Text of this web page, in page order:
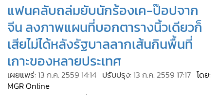
• จีน
• ชุมชน-คุณภาพชีวิต
• อาชญากรรม
• Motoring
• เกม
• วิทยาศาสตร์
แฟนคลับถล่มยับนักร้องเค-ป๊อปจาก
จีน ลงภาพแผนที่บอกตารางนิ้วเดียวก็
เสียไม่ได้หลังรัฐบาลลากเส้นกินพื้นที่
เกาะของหลายประเทศ
เผยแพร่: 13 ก.ค. 2559 14:14 ปรับปรุง: 13 ก.ค. 2559 17:17 โดย:
MGR Online